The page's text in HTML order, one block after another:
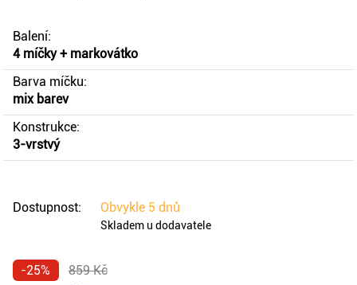
Balení:
4 míčky + markovátko
Barva míčku:
mix barev
Konstrukce:
3-vrstvý
Dostupnost: Obvykle 5 dnů
Skladem u dodavatele
-25% 859 Kč